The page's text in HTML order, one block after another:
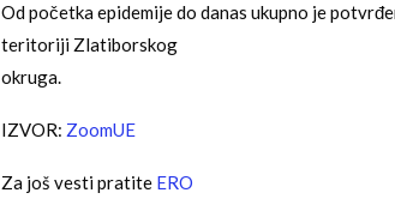
Od početka epidemije do danas ukupno je
teritoriji Zlatiborskog
okruga.
IZVOR: ZoomUE
Za još vesti pratite ERO